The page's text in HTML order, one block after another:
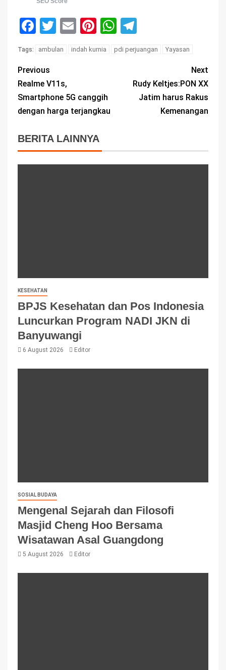
Facebook
Twitter
EmailPinterest
WhatsApp
Tags: ambulan indah kurnia pdi perjuangan Yayasan
Previous
Realme V11s,
Smartphone 5G canggih
dengan harga terjangkau
Next
Rudy Keltjes:PON XX
Jatim harus Rakus
Kemenangan
BERITA LAINNYA
KESEHATAN
BPJS Kesehatan dan Pos Indonesia
Luncurkan Program NADI JKN di
Banyuwangi
6 August 2026 Editor
SOSIAL BUDAYA
Mengenal Sejarah dan Filosofi
Masjid Cheng Hoo Bersama
Wisatawan Asal Guangdong
5 August 2026 Editor